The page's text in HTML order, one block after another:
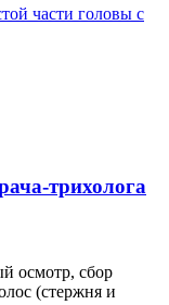
части головы с
трихолога
осмотр, сбор
(стержня и